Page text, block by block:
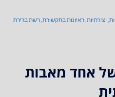
, יצירתיות,ראיונות בתקשורת,רשת ברירת
של אחד מאבות